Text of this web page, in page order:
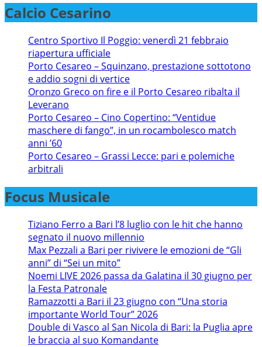
Calcio Cesarino
Centro Sportivo Il Poggio: venerdì 21 febbraio
riapertura ufficiale
Porto Cesareo – Squinzano, prestazione sottotono
e addio sogni di vertice
Oronzo Greco on fire e il Porto Cesareo ribalta il
Leverano
Porto Cesareo – Cino Copertino: “Ventidue
maschere di fango”, in un rocambolesco match
anni ’60
Porto Cesareo – Grassi Lecce: pari e polemiche
arbitrali
Focus Musicale
Tiziano Ferro a Bari l’8 luglio con le hit che hanno
segnato il nuovo millennio
Max Pezzali a Bari per rivivere le emozioni de “Gli
anni” di “Sei un mito”
Noemi LIVE 2026 passa da Galatina il 30 giugno per
la Festa Patronale
Ramazzotti a Bari il 23 giugno con “Una storia
importante World Tour” 2026
Double di Vasco al San Nicola di Bari: la Puglia apre
le braccia al suo Komandante